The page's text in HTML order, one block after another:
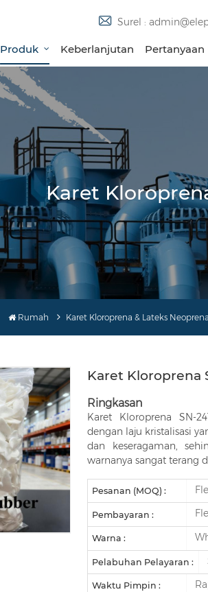
Surel :
Produk Keberlanjutan
Karet
Rumah Karet Kloroprena & Lateks Neoprena
Karet Kloroprena
Ringkasan
Karet Kloroprena SN-
dengan laju kristalisasi
dan keseragaman,
warnanya sangat terang
Pesanan (MOQ) :
Pembayaran :
Warna :
Pelabuhan Pelayaran :
Waktu Pimpin :